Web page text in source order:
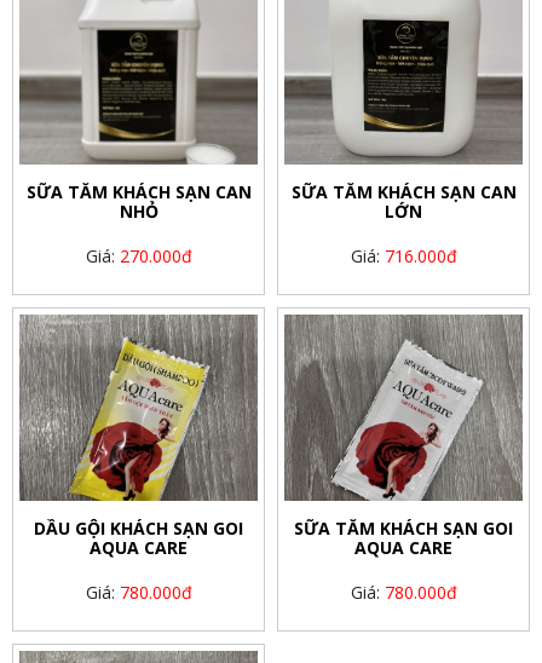
SỮA TẮM KHÁCH SẠN CAN
NHỎ
Giá: 270.000đ
SỮA TẮM KHÁCH SẠN CAN
LỚN
Giá: 716.000đ
DẦU GỘI KHÁCH SẠN GOI
AQUA CARE
Giá: 780.000đ
SỮA TẮM KHÁCH SẠN GOI
AQUA CARE
Giá: 780.000đ